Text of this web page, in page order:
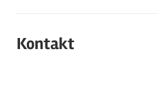
Kontakt